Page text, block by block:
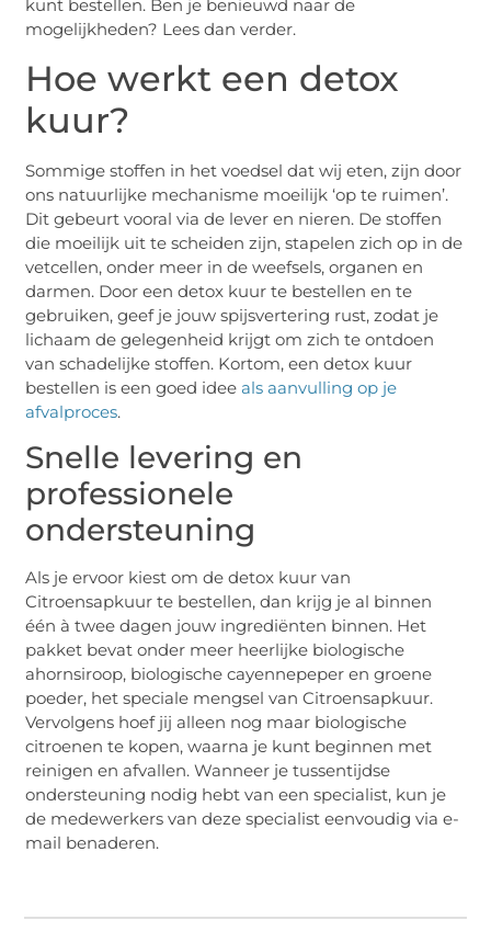
kunt bestellen. Ben je benieuwd naar de
mogelijkheden? Lees dan verder.
Hoe werkt een detox
kuur?
Sommige stoffen in het voedsel dat wij eten, zijn door
ons natuurlijke mechanisme moeilijk ‘op te ruimen’.
Dit gebeurt vooral via de lever en nieren. De stoffen
die moeilijk uit te scheiden zijn, stapelen zich op in de
vetcellen, onder meer in de weefsels, organen en
darmen. Door een detox kuur te bestellen en te
gebruiken, geef je jouw spijsvertering rust, zodat je
lichaam de gelegenheid krijgt om zich te ontdoen
van schadelijke stoffen. Kortom, een detox kuur
bestellen is een goed ideeals aanvulling op je
afvalproces.
Snelle levering en
professionele
ondersteuning
Als je ervoor kiest om de detox kuur van
Citroensapkuur te bestellen, dan krijg je al binnen
één à twee dagen jouw ingrediënten binnen. Het
pakket bevat onder meer heerlijke biologische
ahornsiroop, biologische cayennepeper en groene
poeder, het speciale mengsel van Citroensapkuur.
Vervolgens hoef jij alleen nog maar biologische
citroenen te kopen, waarna je kunt beginnen met
reinigen en afvallen. Wanneer je tussentijdse
ondersteuning nodig hebt van een specialist, kun je
de medewerkers van deze specialist eenvoudig via e-
mail benaderen.